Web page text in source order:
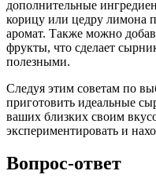
дополнительные
корицу или цедру лимона
аромат. Также можно
фрукты, что сделает
полезными.
Следуя этим советам по
приготовить идеальные
ваших близких своим
экспериментировать и
Вопрос-ответ